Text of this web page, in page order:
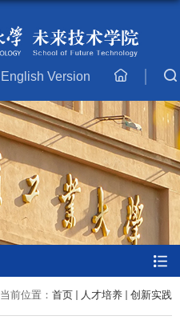
English Version
主
当前位置： 首页 人才培养 创新实践